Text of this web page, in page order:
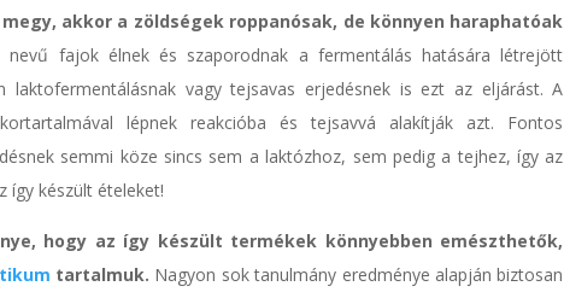
akkor a zöldségek roppanósak, de könnyen haraphatóak
nevű fajok élnek és szaporodnak a fermentálás hatására létrejött
laktofermentálásnak vagy tejsavas erjedésnek is ezt az eljárást. A
lépnek reakcióba és tejsavvá alakítják azt. Fontos
semmi köze sincs sem a laktózhoz, sem pedig a tejhez, így az
így készült ételeket!
hogy az így készült termékek könnyebben emészthetők,
tartalmuk. Nagyon sok tanulmány eredménye alapján biztosan